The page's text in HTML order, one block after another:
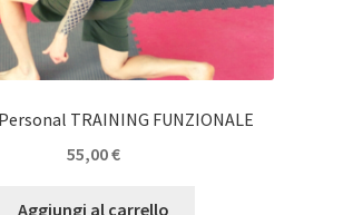
TRAINING FUNZIONALE
55,00€
Aggiungi al carrello